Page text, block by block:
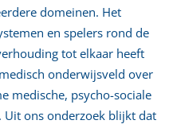
domeinen. Het
en spelers rond de
tot elkaar heeft
onderwijsveld over
medische, psycho-sociale
Uit ons onderzoek blijkt dat